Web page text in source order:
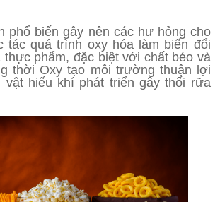
phổ biến gây nên các hư hỏng cho
tác quá trình oxy hóa làm biến đổi
thực phẩm, đặc biệt với chất béo và
thời Oxy tạo môi trường thuận lợi
vật hiếu khí phát triển gây thối rữa